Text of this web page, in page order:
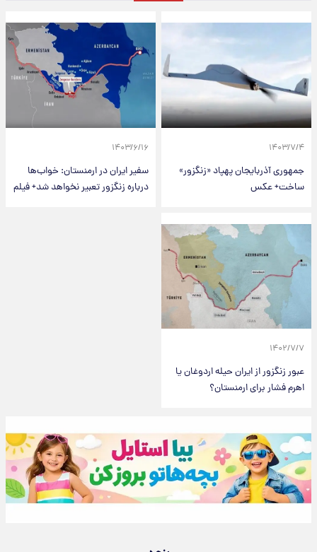
۱۴۰۳/۷/۴
جمهوری آذربایجان پهپاد «زنگزور»
ساخت+ عکس
۱۴۰۳/۶/۱۶
سفیر ایران در ارمنستان: خواب‌ها
درباره زنگزور تعبیر نخواهد شد+ فیلم
۱۴۰۲/۷/۷
عبور زنگزور از ایران حیله اردوغان یا
اهرم فشار برای ارمنستان؟